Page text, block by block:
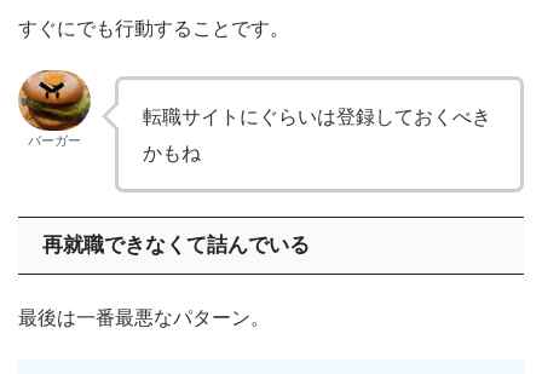
すぐにでも行動することです。
バーガー
転職サイトにぐらいは登録しておくべき
かもね
再就職できなくて詰んでいる
最後は一番最悪なパターン。